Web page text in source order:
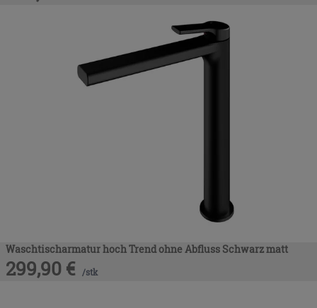
Waschtischarmatur hoch Trend ohne Abfluss Schwarz matt
299,90 € /stk